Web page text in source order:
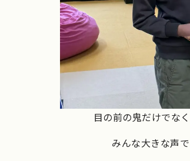
目の前の鬼だけでな
みんな大きな声